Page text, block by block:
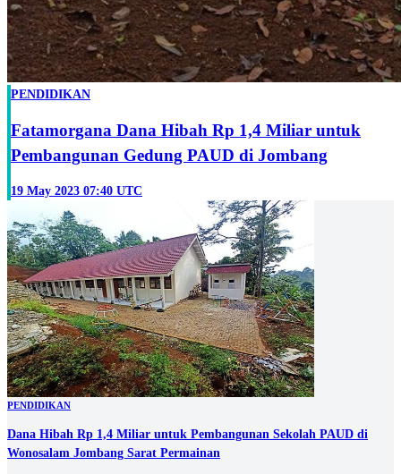
PENDIDIKAN
Fatamorgana Dana Hibah Rp 1,4 Miliar untuk
Pembangunan Gedung PAUD di Jombang
19 May 2023 07:40 UTC
PENDIDIKAN
Dana Hibah Rp 1,4 Miliar untuk Pembangunan Sekolah PAUD di
Wonosalam Jombang Sarat Permainan